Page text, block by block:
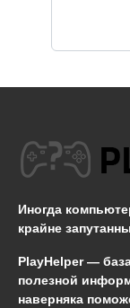
Иногда
крайне
PlayHelper —
полезной
наверняка